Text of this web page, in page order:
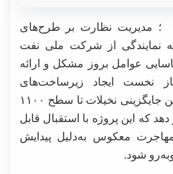
؛ مدیریت نظارت بر طرح‌های
نمایندگی از شرکت ملی نفت
عوامل بروز مشکل و ارائه
نخست ایجاد زیرساخت‌های
آب‌رسانی به نخیلات، همچنین جایگزینی نخیلات تا سطح ۱۱۰۰
که این پروژه با استقبال قابل‌
معکوس به‌دلیل پیدایش
شود.